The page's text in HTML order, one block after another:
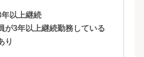
以上継続
が3年以上継続勤務している
り